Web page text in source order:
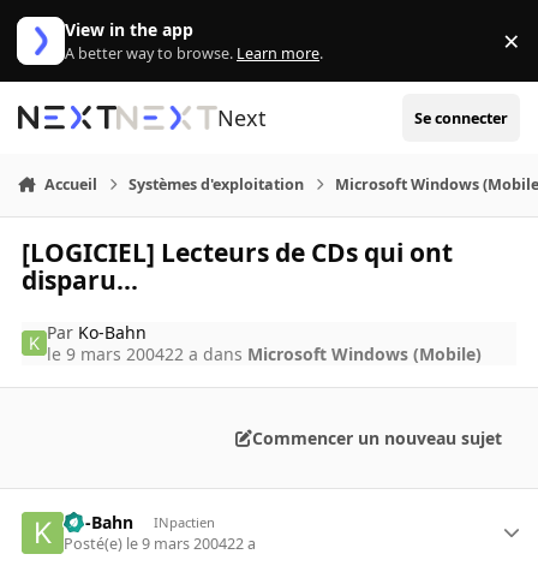
Aller au contenu
View in the app
A better way to browse. Learn more. ×
Next Se connecter
Accueil Systèmes d'exploitation Microsoft Windows
[LOGICIEL] Lecteurs de CDs qui ont
disparu...
Par Ko-Bahn
le 9 mars 200422 a dans Microsoft Windows (Mobile)
Commencer un nouveau sujet
Ko-Bahn INpactien
Posté(e) le 9 mars 200422 a